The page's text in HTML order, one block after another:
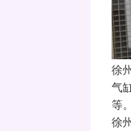
徐
气
等
徐